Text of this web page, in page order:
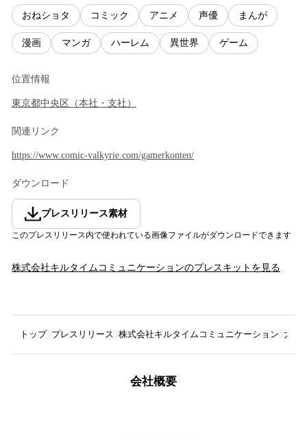
おねショタ コミック アニメ 声優 まんが
漫画 マンガ ハーレム 異世界 ゲーム
位置情報
東京都中央区 （本社・支社 ）
関連リンク
https://www.comic-valkyrie.com/gamerkonten/
ダウンロード
プレスリリース素材
このプレスリリース内で使われている画像ファイルがダウンロードできます
株式会社キルタイムコミュニケーションのプレスキットを見る
トップ プレスリリース 株式会社キルタイムコミュニケーション 大人
会社概要